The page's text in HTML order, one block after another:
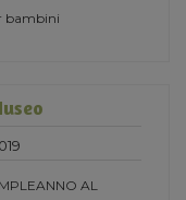
bambini
AL